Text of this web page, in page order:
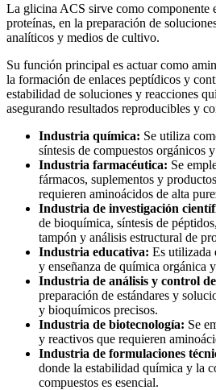
La glicina ACS sirve como componente
proteínas, en la preparación de
analíticos y medios de cultivo.
Su función principal es actuar como
la formación de enlaces peptídicos y
estabilidad de soluciones y reacciones
asegurando resultados reproducibles y
Industria química: Se utiliza
síntesis de compuestos orgánicos
Industria farmacéutica: Se
fármacos, suplementos y
requieren aminoácidos de alta
Industria de investigación
de bioquímica, síntesis de
tampón y análisis estructural de
Industria educativa: Es utilizada
y enseñanza de química orgánica
Industria de análisis y control
preparación de estándares y
y bioquímicos precisos.
Industria de biotecnología: Se
y reactivos que requieren
Industria de formulaciones
donde la estabilidad química y la
compuestos es esencial.